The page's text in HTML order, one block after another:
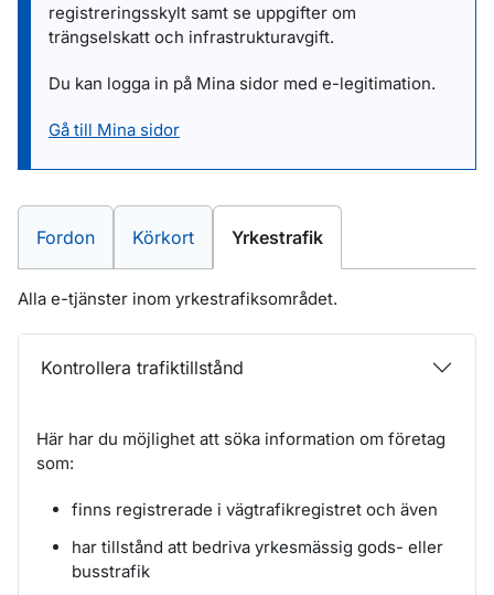
registreringsskylt samt se uppgifter om
trängselskatt och infrastrukturavgift.
Du kan logga in på Mina sidor med e-legitimation.
Gå till Mina sidor
E-tjänster inom
Fordon E-tjänster inom
Körkort E-tjänster inom
Yrkestrafik
Alla e-tjänster inom yrkestrafiksområdet.
Kontrollera trafiktillstånd
Här har du möjlighet att söka information om företag
som:
finns registrerade i vägtrafikregistret och även
har tillstånd att bedriva yrkesmässig gods- eller
busstrafik